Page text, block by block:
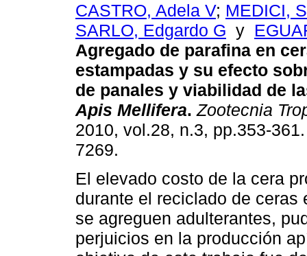
CASTRO, Adela V; MEDICI,
SARLO, Edgardo G y
Agregado de parafina en
estampadas y su efecto
de panales y viabilidad de
Apis Mellifera. Zootecnia
2010, vol.28, n.3, pp.353-
7269.
El elevado costo de la cera
durante el reciclado de ceras
se agreguen adulterantes,
perjuicios en la producción